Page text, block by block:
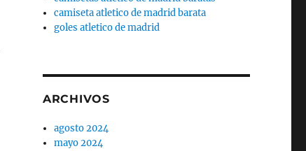
camiseta atletico de madrid barata
goles atletico de madrid
ARCHIVOS
agosto 2024
mayo 2024